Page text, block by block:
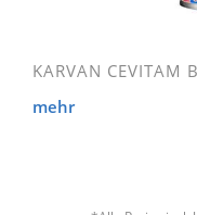
KARVAN CEVITAM
mehr